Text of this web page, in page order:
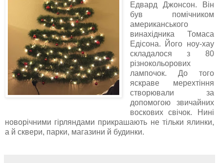
Едвард Джонсон. Він
був помічником
американського
винахідника Томаса
Едісона. Його ноу-хау
складалося з 80
різнокольорових
лампочок. До того
яскраве мерехтіння
створювали за
допомогою звичайних
воскових свічок. Нині
новорічними гірляндами прикрашають не тільки ялинки,
а й сквери, парки, магазини й будинки.